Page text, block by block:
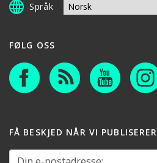
Språk
FØLG OSS
FÅ BESKJED NÅR VI PUBLISERER
Din e-postadresse: